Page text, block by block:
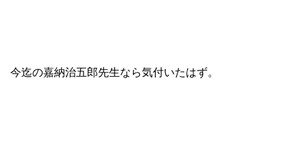
今迄の嘉納治五郎先生なら気付いたはず。